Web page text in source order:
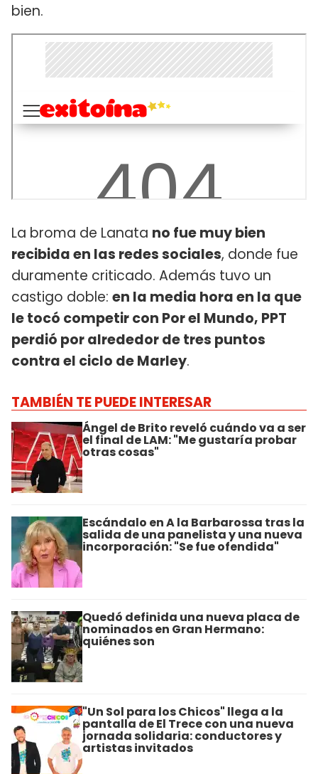
bien.
La broma de Lanata no fue muy bien
recibida en las redes sociales, donde fue
duramente criticado. Además tuvo un
castigo doble: en la media hora en la que
le tocó competir con Por el Mundo, PPT
perdió por alrededor de tres puntos
contra el ciclo de Marley.
TAMBIÉN TE PUEDE INTERESAR
Ángel de Brito reveló cuándo va a ser
el final de LAM: "Me gustaría probar
otras cosas"
Escándalo en A la Barbarossa tras la
salida de una panelista y una nueva
incorporación: "Se fue ofendida"
Quedó definida una nueva placa de
nominados en Gran Hermano:
quiénes son
"Un Sol para los Chicos" llega a la
pantalla de El Trece con una nueva
jornada solidaria: conductores y
artistas invitados